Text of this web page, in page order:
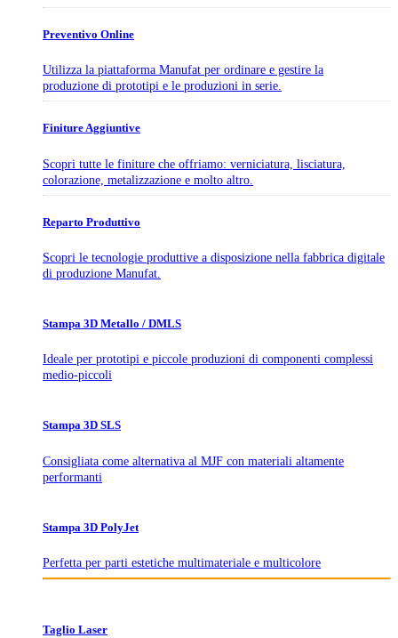
Preventivo Online
Utilizza la piattaforma Manufat per ordinare e gestire la
produzione di prototipi e le produzioni in serie.
Finiture Aggiuntive
Scopri tutte le finiture che offriamo: verniciatura, lisciatura,
colorazione, metalizzazione e molto altro.
Reparto Produttivo
Scopri le tecnologie produttive a disposizione nella fabbrica digitale
di produzione Manufat.
Stampa 3D Metallo / DMLS
Ideale per prototipi e piccole produzioni di componenti complessi
medio-piccoli
Stampa 3D SLS
Consigliata come alternativa al MJF con materiali altamente
performanti
Stampa 3D PolyJet
Perfetta per parti estetiche multimateriale e multicolore
Taglio Laser